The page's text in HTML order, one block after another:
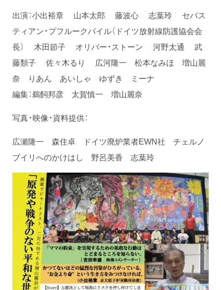
出演：小出裕章 山本太郎 藤波心 志葉玲 セバス
ティアン・プフルークバイル（ドイツ放射線防護協会会
長） 木田節子 オリバー・ストーン 河野太通 武
藤類子 佐々木るり 広河隆一 松本なみほ 増山麗
奈 りあん あいしゃ ゆずき ミーナ
編集：鵜飼邦彦 太賀慎一 増山麗奈
写真・映像・資料提供：
広瀬隆一 森住卓 ドイツ廃炉業者EWN社 チェルノ
ブイリへのかけはし 野呂美香 志葉玲